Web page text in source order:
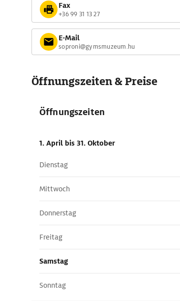
Fax
+36 99 31 13 27
E-Mail
soproni@gymsmuzeum.hu
Öffnungszeiten & Preise
Öffnungszeiten
1. April bis 31. Oktober
Dienstag
Mittwoch
Donnerstag
Freitag
Samstag
Sonntag